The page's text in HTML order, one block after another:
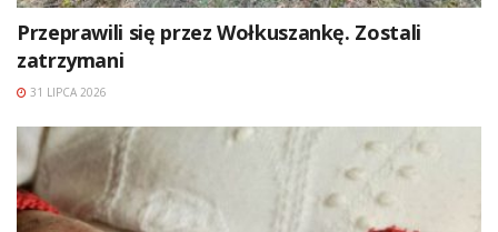
Przeprawili się przez Wołkuszankę. Zostali
zatrzymani
31 LIPCA 2026